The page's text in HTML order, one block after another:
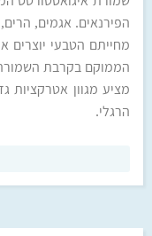
הפירנאים. אגמים,
מחייתם הטבעי יוצרים
הממוקם בקרבת השמורה
מציע מגוון אטרקציות
הרגלי.